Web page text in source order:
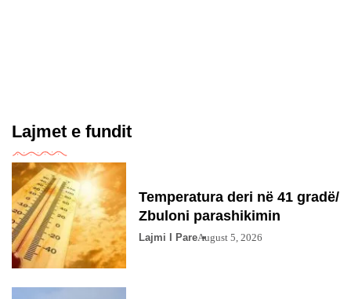
Lajmet e fundit
Temperatura deri në 41 gradë/
Zbuloni parashikimin
Lajmi I PareAugust 5, 2026